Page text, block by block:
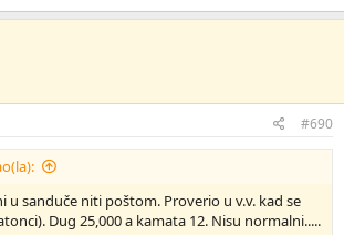
#690
u sanduče niti poštom. Proverio u v.v. kad se
Dug 25,000 a kamata 12. Nisu normalni.....